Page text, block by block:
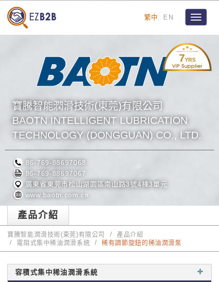
繁中 EN
Toggle
7YRS
寶騰智能潤滑技術(東莞)有限公司
BAOTN INTELLIGENT LUBRICATION
TECHNOLOGY (DONGGUAN) CO., LTD.
86-769-88697068
86-769-88697067
廣東省東莞市松山湖園區南山路3號4棟3單元
www.baotn.com.cn
產品介紹
寶騰智能潤滑技術(東莞)有限公司
產品介紹
電阻式集中稀油潤滑系統
稀有調節旋鈕的稀油潤滑泵
容積式集中稀油潤滑系統